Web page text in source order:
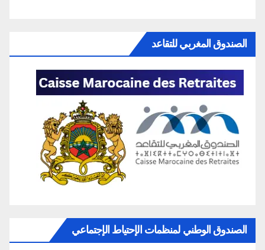
الصندوق المغربي للتقاعد
الصندوق الوطني لمنظمات الإحتياط الإجتماعي